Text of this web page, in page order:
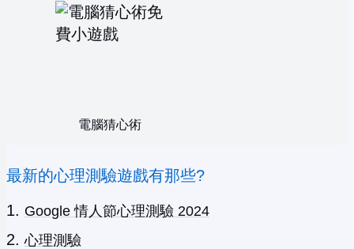
電腦猜心術
最新的心理測驗遊戲有那些?
Google 情人節心理測驗 2024
心理測驗